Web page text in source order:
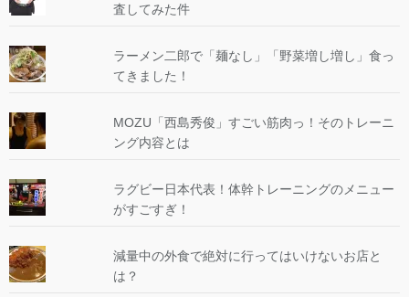
査してみた件
ラーメン二郎で「麺なし」「野菜増し増し」食っ
てきました！
MOZU「西島秀俊」すごい筋肉っ！そのトレーニ
ング内容とは
ラグビー日本代表！体幹トレーニングのメニュー
がすごすぎ！
減量中の外食で絶対に行ってはいけないお店と
は？